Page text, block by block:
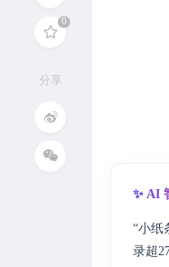
✨ AI
“小纸
录超
分享